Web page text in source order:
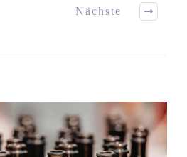
Nächste